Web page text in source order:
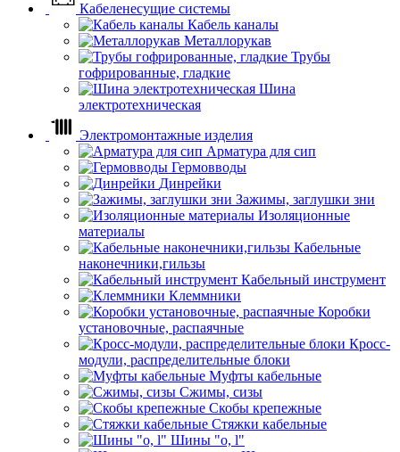
Кабеленесущие системы
Кабель каналы
Металлорукав
Трубы
гофрированные, гладкие
Шина
электротехническая
Электромонтажные изделия
Арматура для сип
Гермовводы
Динрейки
Зажимы, заглушки зни
Изоляционные
материалы
Кабельные
наконечники,гильзы
Кабельный инструмент
Клеммники
Коробки
установочные, распаячные
Кросс-
модули, распределительные блоки
Муфты кабельные
Сжимы, сизы
Скобы крепежные
Стяжки кабельные
Шины "o, l"